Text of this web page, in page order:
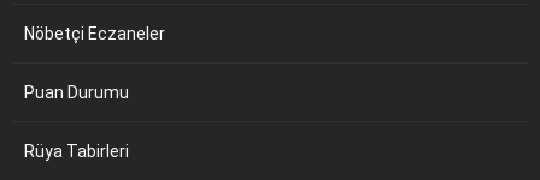
Nöbetçi Eczaneler
Puan Durumu
Rüya Tabirleri